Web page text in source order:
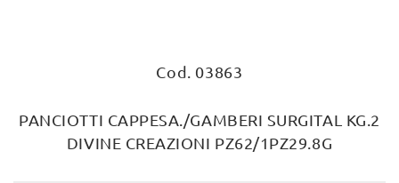
Cod. 03863
PANCIOTTI CAPPESA./GAMBERI SURGITAL KG.2
DIVINE CREAZIONI PZ62/1PZ29.8G